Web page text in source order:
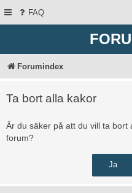
FAQ
Forumindex
Ta bort alla kakor
Är du säker på att du vill ta bort
forum?